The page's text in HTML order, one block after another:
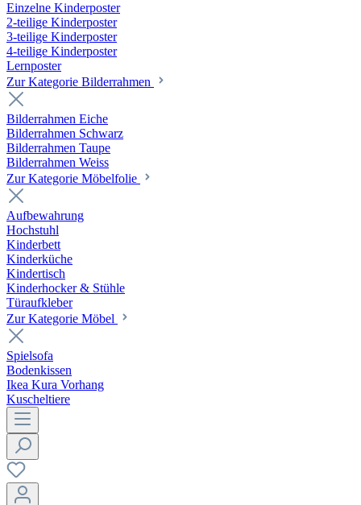
Einzelne Kinderposter
2-teilige Kinderposter
3-teilige Kinderposter
4-teilige Kinderposter
Lernposter
Zur Kategorie Bilderrahmen
Bilderrahmen Eiche
Bilderrahmen Schwarz
Bilderrahmen Taupe
Bilderrahmen Weiss
Zur Kategorie Möbelfolie
Aufbewahrung
Hochstuhl
Kinderbett
Kinderküche
Kindertisch
Kinderhocker & Stühle
Türaufkleber
Zur Kategorie Möbel
Spielsofa
Bodenkissen
Ikea Kura Vorhang
Kuscheltiere